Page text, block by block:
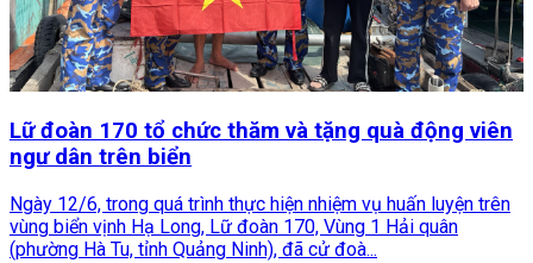
Lữ đoàn 170 tổ chức thăm và tặng quà động viên
ngư dân trên biển
Ngày 12/6, trong quá trình thực hiện nhiệm vụ huấn luyện trên
vùng biển vịnh Hạ Long, Lữ đoàn 170, Vùng 1 Hải quân
(phường Hà Tu, tỉnh Quảng Ninh), đã cử đoà...